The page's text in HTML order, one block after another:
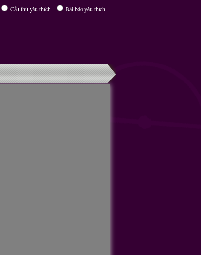
Cầu thủ yêu thích Bài báo yêu thích